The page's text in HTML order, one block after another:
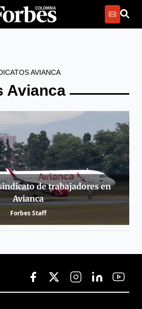
AVIANCA
Avianca
de trabajadores en
Avianca
Forbes Staff